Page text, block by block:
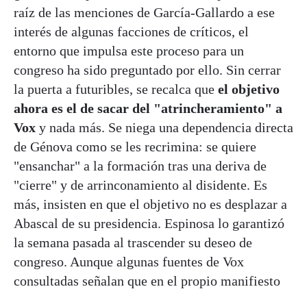
raíz de las menciones de García-Gallardo a ese
interés de algunas facciones de críticos, el
entorno que impulsa este proceso para un
congreso ha sido preguntado por ello. Sin cerrar
la puerta a futuribles, se recalca que el objetivo
ahora es el de sacar del "atrincheramiento" a
Vox y nada más. Se niega una dependencia directa
de Génova como se les recrimina: se quiere
"ensanchar" a la formación tras una deriva de
"cierre" y de arrinconamiento al disidente. Es
más, insisten en que el objetivo no es desplazar a
Abascal de su presidencia. Espinosa lo garantizó
la semana pasada al trascender su deseo de
congreso. Aunque algunas fuentes de Vox
consultadas señalan que en el propio manifiesto